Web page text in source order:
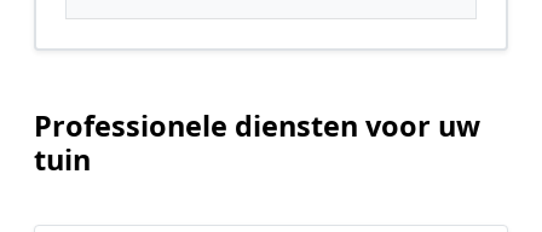
Professionele diensten voor uw
tuin